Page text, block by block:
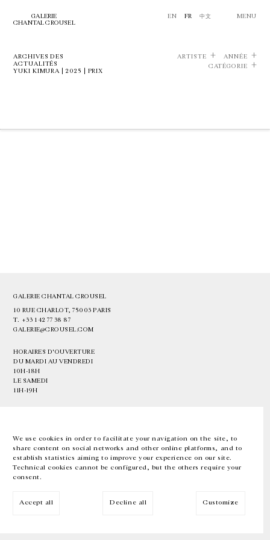
We use cookies in order to facilitate your navigation on the site, to
share content on social networks and other online platforms, and to
establish statistics aiming to improve your experience on our site.
Technical cookies cannot be configured, but the others require your
consent.
Accept all Decline all Customize
GALERIE
CHANTAL CROUSEL
EN FR 中文 MENU
ARCHIVES DES
ACTUALITÉS
YUKI KIMURA | 2025 | PRIX
ARTISTE
ANNÉE
CATÉGORIE
GALERIE CHANTAL CROUSEL
10 RUE CHARLOT, 75003 PARIS
T. +33 1 42 77 38 87
GALERIE@CROUSEL.COM
HORAIRES D'OUVERTURE
DU MARDI AU VENDREDI
10H-18H
LE SAMEDI
11H-19H
EN FR 中文 Facebook Instagram
Inscrivez-vous à notre newsletter